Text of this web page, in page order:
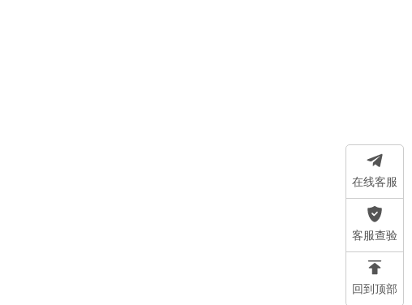
在线客服
客服查验
回到顶部